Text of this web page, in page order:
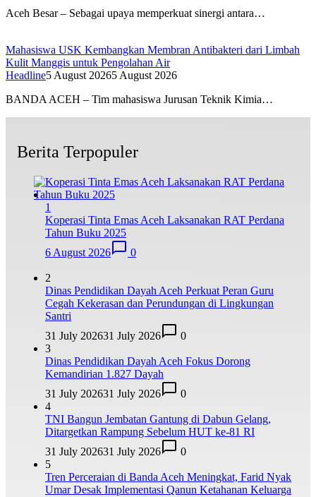
Aceh Besar – Sebagai upaya memperkuat sinergi antara…
Mahasiswa USK Kembangkan Membran Antibakteri dari Limbah
Kulit Manggis untuk Pengolahan Air
Headline5 August 20265 August 2026
BANDA ACEH – Tim mahasiswa Jurusan Teknik Kimia…
Berita Terpopuler
1
Koperasi Tinta Emas Aceh Laksanakan RAT Perdana
Tahun Buku 2025
6 August 2026
0
2
Dinas Pendidikan Dayah Aceh Perkuat Peran Guru
Cegah Kekerasan dan Perundungan di Lingkungan
Santri
31 July 202631 July 2026
0
3
Dinas Pendidikan Dayah Aceh Fokus Dorong
Kemandirian 1.827 Dayah
31 July 202631 July 2026
0
4
TNI Bangun Jembatan Gantung di Dabun Gelang,
Ditargetkan Rampung Sebelum HUT ke-81 RI
31 July 202631 July 2026
0
5
Tren Perceraian di Banda Aceh Meningkat, Farid Nyak
Umar Desak Implementasi Qanun Ketahanan Keluarga